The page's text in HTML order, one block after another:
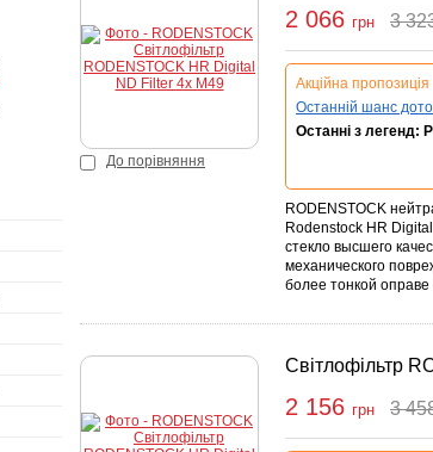
До порівняння
2 066 грн 3
Купити
Акційна пропозиція
Останній шанс
Останні з легенд:
RODENSTOCK
Rodenstock HR
стекло высшего
механического
более тонкой
Світлофільтр
2 156 грн 3
Купити